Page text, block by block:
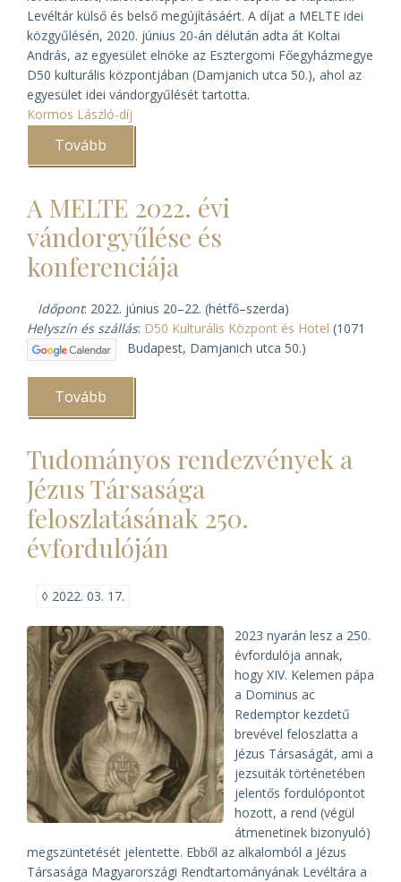
Levéltár külső és belső megújításáért. A díjat a MELTE idei
közgyűlésén, 2020. június 20-án délután adta át Koltai
András, az egyesület elnöke az Esztergomi Főegyházmegye
D50 kulturális központjában (Damjanich utca 50.), ahol az
egyesület idei vándorgyűlését tartotta.
Kormos László-díj
Tovább
díjat
Varga
Lajos
váci
segédpüspök)
A MELTE 2022. évi
vándorgyűlése és
konferenciája
Időpont: 2022. június 20–22. (hétfő–szerda)
Helyszín és szállás: D50 Kulturális Központ és Hotel (1071
Budapest, Damjanich utca 50.)
Tovább
2022.
vándorgyűlése
és
konferenciája)
Tudományos rendezvények a
Jézus Társasága
feloszlatásának 250.
évfordulóján
◊ 2022. 03. 17.
2023 nyarán lesz a 250.
évfordulója annak,
hogy XIV. Kelemen pápa
a Dominus ac
Redemptor kezdetű
brevével feloszlatta a
Jézus Társaságát, ami a
jezsuiták történetében
jelentős fordulópontot
hozott, a rend (végül
átmenetinek bizonyuló)
megszüntetését jelentette. Ebből az alkalomból a Jézus
Társasága Magyarországi Rendtartományának Levéltára a